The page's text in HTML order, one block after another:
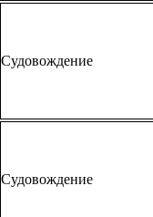
Судовождение
Судовождение